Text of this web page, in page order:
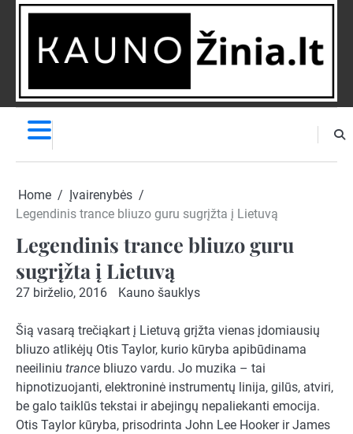
Skip
NAUJIENĄ
Home
Įvairenybės
Legendinis trance bliuzo guru sugrįžta į Lietuvą
Legendinis trance bliuzo guru
sugrįžta į Lietuvą
27 birželio, 2016 Kauno šauklys
Šią vasarą trečiąkart į Lietuvą grįžta vienas įdomiausių
bliuzo atlikėjų Otis Taylor, kurio kūryba apibūdinama
neeiliniu trance bliuzo vardu. Jo muzika – tai
hipnotizuojanti, elektroninė instrumentų linija, gilūs, atviri,
be galo taiklūs tekstai ir abejingų nepaliekanti emocija.
Otis Taylor kūryba, prisodrinta John Lee Hooker ir James